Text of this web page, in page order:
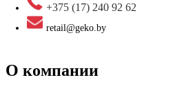
+375 (17) 240 92 62
retail@geko.by
О компании